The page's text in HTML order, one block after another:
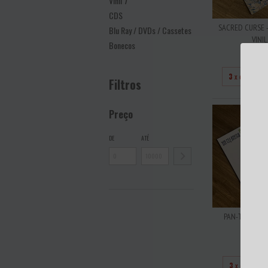
CDS
Blu Ray / DVDs / Cassetes
Bonecos
Filtros
Preço
DE ATÉ
SACRED
3 x de
PAN-THY-
3 x de